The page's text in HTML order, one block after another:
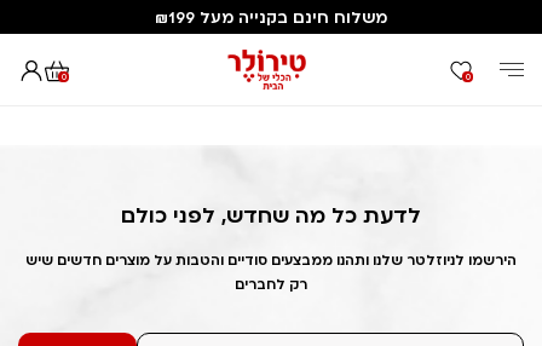
משלוח חינם בקנייה מעל ₪199
0 0
דף הבית Out of Stock Alert 2025/06/02 1748850901
לדעת כל מה שחדש, לפני כולם
הירשמו לניוזלטר שלנו ותהנו ממבצעים סודיים והטבות על מוצרים חדשים שיש
רק לחברים